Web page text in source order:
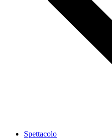
Spettacolo